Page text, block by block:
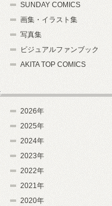
SUNDAY COMICS
画集・イラスト集
写真集
ビジュアルファンブック
AKITA TOP COMICS
2026年
2025年
2024年
2023年
2022年
2021年
2020年